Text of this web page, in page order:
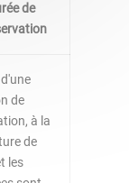
de
de
à la
de
les